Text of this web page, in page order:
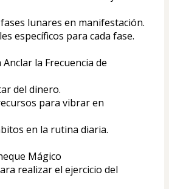
lunares en manifestación.
específicos para cada fase.
la Frecuencia de
del dinero.
para vibrar en
en la rutina diaria.
Mágico
realizar el ejercicio del